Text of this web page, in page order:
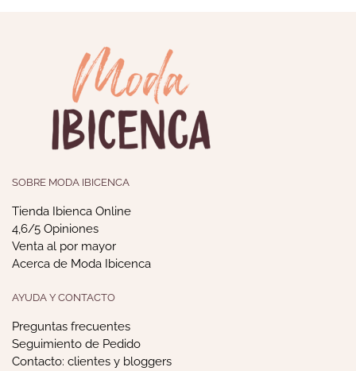
SOBRE MODA IBICENCA
Tienda Ibienca Online
4,6/5 Opiniones
Venta al por mayor
Acerca de Moda Ibicenca
AYUDA Y CONTACTO
Preguntas frecuentes
Seguimiento de Pedido
Contacto: clientes y bloggers